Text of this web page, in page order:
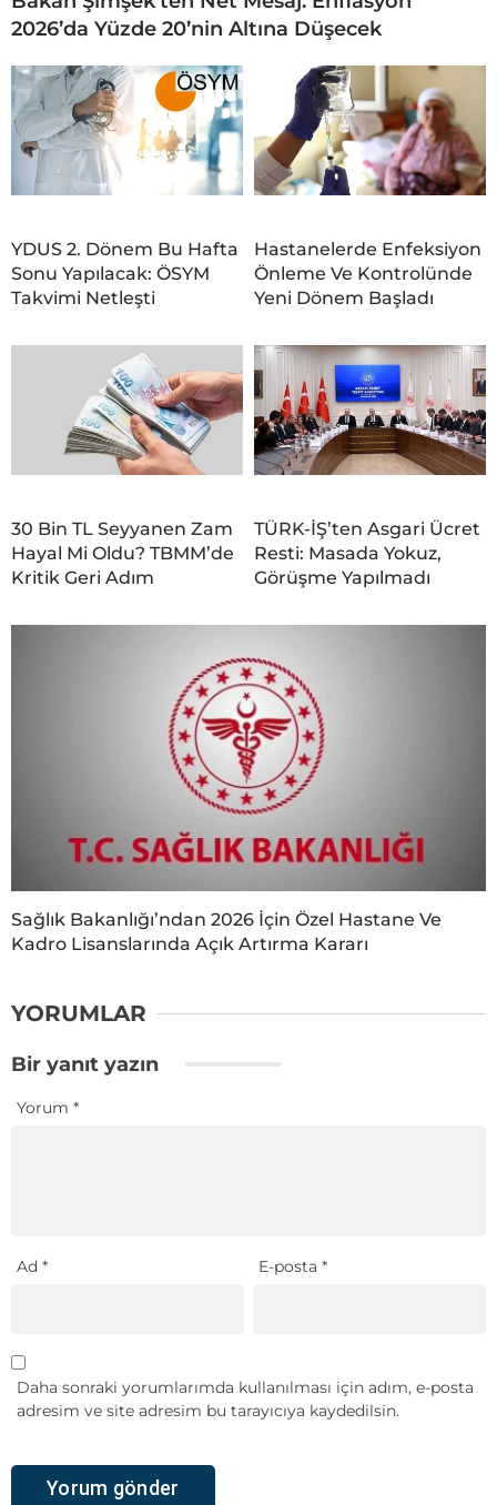
2026’da Yüzde 20’nin Altına Düşecek
YDUS 2. Dönem Bu Hafta
Sonu Yapılacak: ÖSYM
Takvimi Netleşti
Hastanelerde Enfeksiyon
Önleme Ve Kontrolünde
Yeni Dönem Başladı
30 Bin TL Seyyanen Zam
Hayal Mi Oldu? TBMM’de
Kritik Geri Adım
TÜRK-İŞ’ten Asgari Ücret
Resti: Masada Yokuz,
Görüşme Yapılmadı
Sağlık Bakanlığı’ndan 2026 İçin Özel Hastane Ve
Kadro Lisanslarında Açık Artırma Kararı
YORUMLAR
Bir yanıt yazın
Yorum *
Ad * E-posta*
Daha sonraki yorumlarımda kullanılması için adım, e-posta
adresim ve site adresim bu tarayıcıya kaydedilsin.